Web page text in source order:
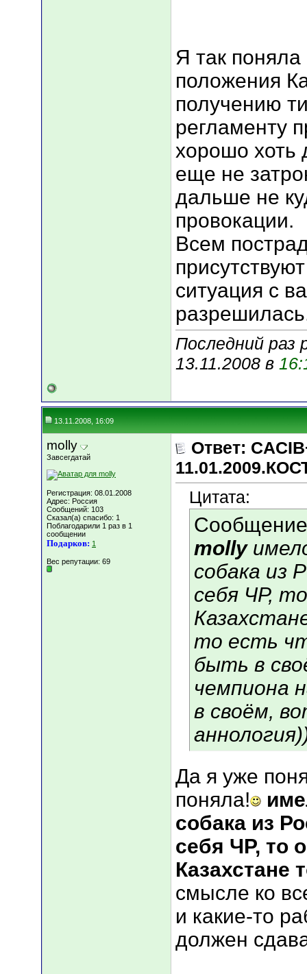
Я так поняла
положения
получению
регламенту
хорошо хоть
еще не
дальше не
провокации.
Всем
ситуация с
Последний раз
13.11.2008 в
13.11.2008, 16:09
molly
Завсегдатай
Регистрация: 08.01.2008
Адрес: Россия
Сообщений: 103
Сказал(а) спасибо: 1
Поблагодарили 1 раз в 1
сообщении
Подарков: 1
Вес репутации: 69
Ответ:
Цитата:
molly
собака из
себя ЧР,
то есть
быть в
чемпиона
в своём,
Да я уже
поняла!
собака из
себя ЧР, то
Казахстане
смысле ко
и какие-то
должен